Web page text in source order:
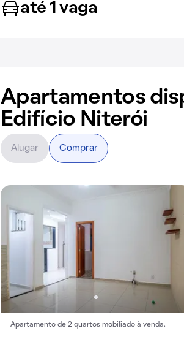
até 1 vaga
Apartamentos
Edifício Niterói
Apartamento de 2 quartos mobiliado à venda.
Alugar Comprar